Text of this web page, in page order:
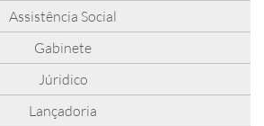
Assistência Social
Gabinete
Júridico
Lançadoria